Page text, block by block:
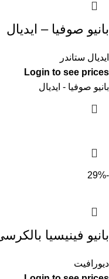
بانيو صوفيا – ايديال
ايديال ستاندر
Login to see prices
بانيو صوفيا - ايديال
-29%
بانيو فينيسيا
ديورافيت